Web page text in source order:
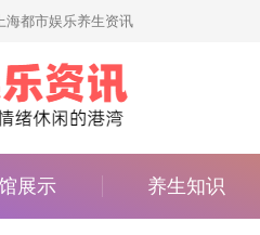
海都市娱乐养生资讯
展示 养生知识